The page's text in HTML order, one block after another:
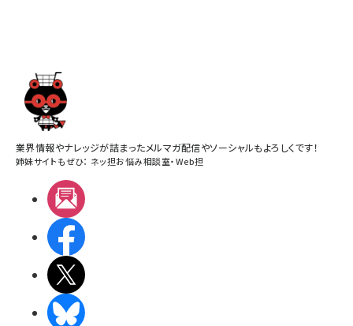
業界情報やナレッジが詰まったメルマガ配信やソーシャルもよろしくです！
姉妹サイトもぜひ： ネッ担お悩み相談室・Web担